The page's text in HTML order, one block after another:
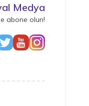
Medya
abone olun!